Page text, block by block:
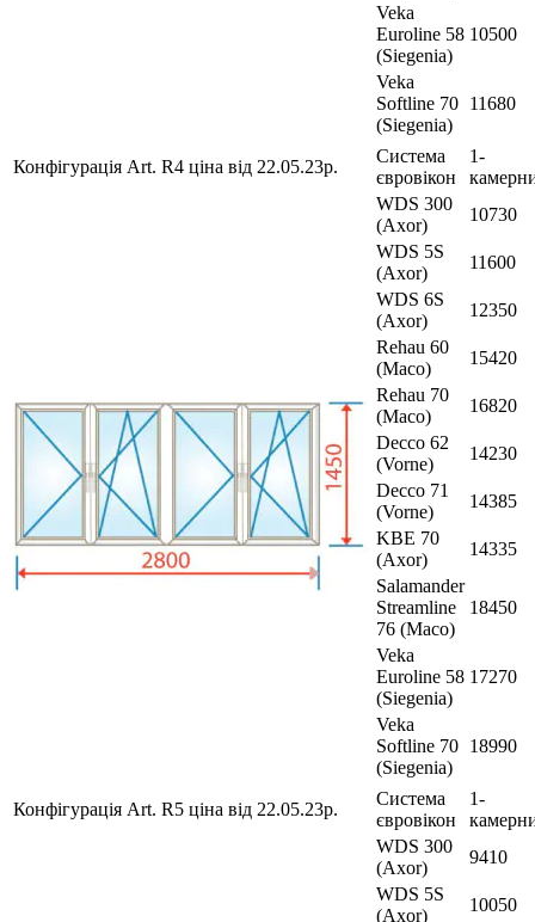
Veka
Euroline 58
(Siegenia)
10500
Veka
Softline 70
(Siegenia)
11680
Конфігурація Art. R4 ціна від 22.05.23р.
Система
євровікон
1-
WDS 300
(Axor)
10730
WDS 5S
(Axor)
11600
WDS 6S
(Axor)
12350
Rehau 60
(Maco)
15420
Rehau 70
(Maco)
16820
Decco 62
(Vorne)
14230
Decco 71
(Vorne)
14385
KBE 70
(Axor)
14335
Salamander
Streamline
76 (Maco)
18450
Veka
Euroline 58
(Siegenia)
17270
Veka
Softline 70
(Siegenia)
18990
Конфігурація Art. R5 ціна від 22.05.23р.
Система
євровікон
1-
WDS 300
(Axor)
9410
WDS 5S
(Axor)
10050